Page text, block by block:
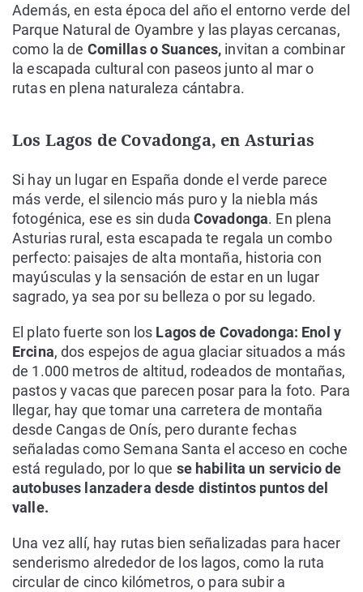
Además, en esta época del año el entorno verde del
Parque Natural de Oyambre y las playas cercanas,
como la de Comillas o Suances, invitan a combinar
la escapada cultural con paseos junto al mar o
rutas en plena naturaleza cántabra.
Los Lagos de Covadonga, en Asturias
Si hay un lugar en España donde el verde parece
más verde, el silencio más puro y la niebla más
fotogénica, ese es sin duda Covadonga. En plena
Asturias rural, esta escapada te regala un combo
perfecto: paisajes de alta montaña, historia con
mayúsculas y la sensación de estar en un lugar
sagrado, ya sea por su belleza o por su legado.
El plato fuerte son los Lagos de Covadonga: Enol y
Ercina, dos espejos de agua glaciar situados a más
de 1.000 metros de altitud, rodeados de montañas,
pastos y vacas que parecen posar para la foto. Para
llegar, hay que tomar una carretera de montaña
desde Cangas de Onís, pero durante fechas
señaladas como Semana Santa el acceso en coche
está regulado, por lo que se habilita un servicio de
autobuses lanzadera desde distintos puntos del
valle.
Una vez allí, hay rutas bien señalizadas para hacer
senderismo alrededor de los lagos, como la ruta
circular de cinco kilómetros, o para subir a